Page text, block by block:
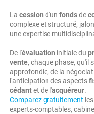
La cession d'un fondsde
complexe et structuré,
une expertise
De l'évaluation initiale du
vente, chaque phase, qu'il
approfondie, de la
l'anticipation des aspects
cédantet de l'acquéreur.
Comparez gratuitement
experts-comptables,